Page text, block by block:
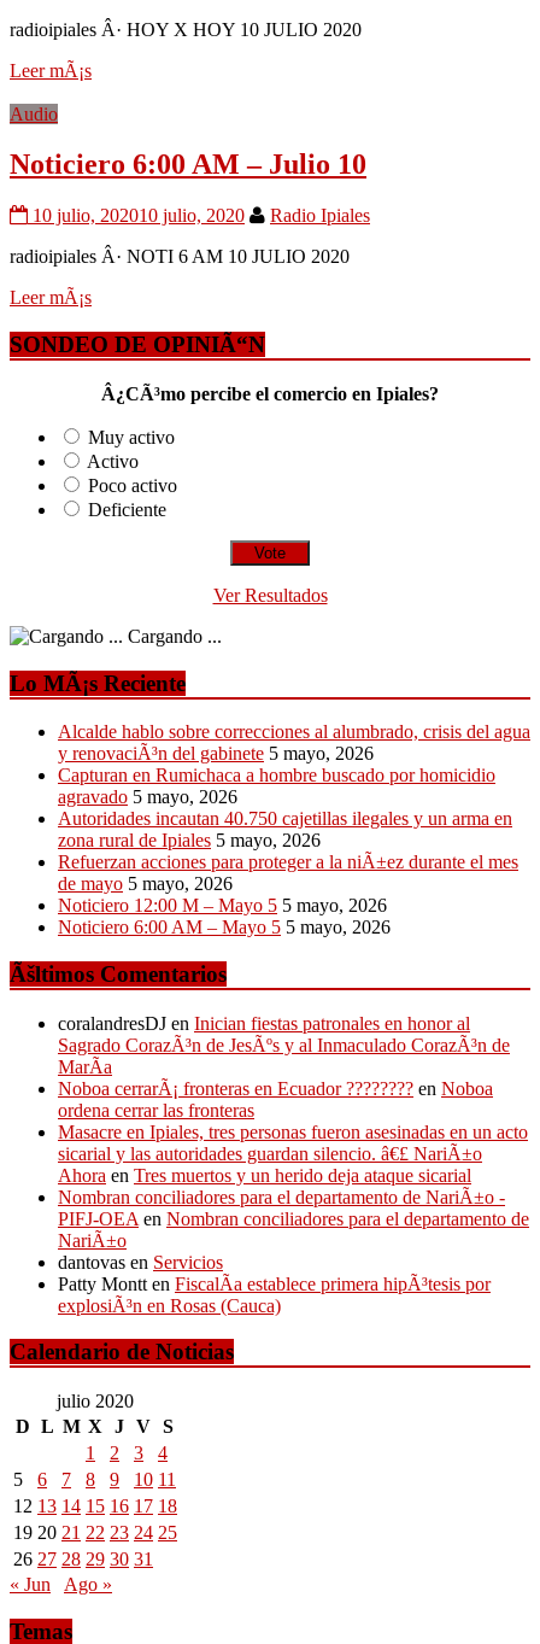
radioipiales Â· HOY X HOY 10 JULIO 2020
Leer mÃ¡s
Audio
Noticiero 6:00 AM – Julio 10
10 julio, 202010 julio, 2020
Radio Ipiales
radioipiales Â· NOTI 6 AM 10 JULIO 2020
Leer mÃ¡s
SONDEO DE OPINIÃ“N
Â¿CÃ³mo percibe el comercio en Ipiales?
Muy activo
Activo
Poco activo
Deficiente
Ver Resultados
Cargando ...
Lo MÃ¡s Reciente
Alcalde hablo sobre correcciones al alumbrado, crisis del agua
y renovaciÃ³n del gabinete 5 mayo, 2026
Capturan en Rumichaca a hombre buscado por homicidio
agravado 5 mayo, 2026
Autoridades incautan 40.750 cajetillas ilegales y un arma en
zona rural de Ipiales 5 mayo, 2026
Refuerzan acciones para proteger a la niÃ±ez durante el mes
de mayo 5 mayo, 2026
Noticiero 12:00 M – Mayo 5 5 mayo, 2026
Noticiero 6:00 AM – Mayo 5 5 mayo, 2026
Ãšltimos Comentarios
coralandresDJ en Inician fiestas patronales en honor al
Sagrado CorazÃ³n de JesÃºs y al Inmaculado CorazÃ³n de
MarÃ­a
Noboa cerrarÃ¡ fronteras en Ecuador ???????? en Noboa
ordena cerrar las fronteras
Masacre en Ipiales, tres personas fueron asesinadas en un acto
sicarial y las autoridades guardan silencio. â€£ NariÃ±o
Ahora en Tres muertos y un herido deja ataque sicarial
Nombran conciliadores para el departamento de NariÃ±o -
PIFJ-OEA en Nombran conciliadores para el departamento de
NariÃ±o
dantovas en Servicios
Patty Montt en FiscalÃ­a establece primera hipÃ³tesis por
explosiÃ³n en Rosas (Cauca)
Calendario de Noticias
julio 2020
D L M X J V S
1
2 3
4
5
6 7 8 9 10 11
12 13 14 15 16 17 18
19 20 21 22 23 24 25
26 27 28 29 30 31
« Jun
Ago »
Temas